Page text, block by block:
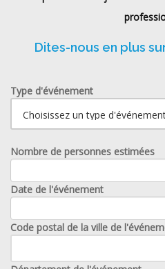
Dites-nous en plus
Type d'événement
Nombre de personnes estimées
Date de l'événement
Code postal de la ville de